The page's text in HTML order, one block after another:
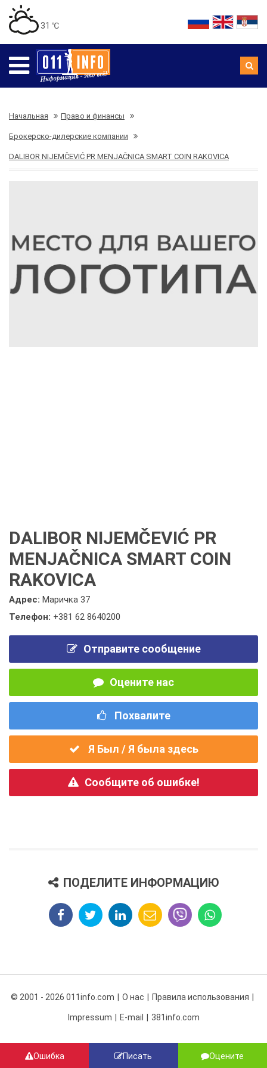
31 ℃
Начальная Право и финансы
Брокерско-дилерские компании
DALIBOR NIJEMČEVIĆ PR MENJAČNICA SMART COIN RAKOVICA
DALIBOR NIJEMČEVIĆ PR
MENJAČNICA SMART COIN
RAKOVICA
Адрес: Маричка 37
Телефон: +381 62 8640200
Отправите сообщение
Оцените нас
Похвалите
Я Был / Я была здесь
Сообщите об ошибке!
ПОДЕЛИТЕ ИНФОРМАЦИЮ
Ошибка Писать Оцените
© 2001 - 2026 011info.com О нас Правила использования
Impressum E-mail 381info.com